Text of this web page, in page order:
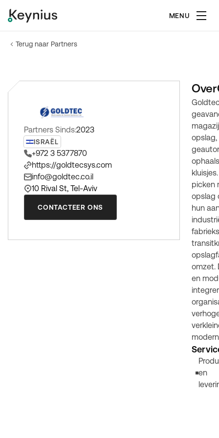
MENU
Terug naar Partners
Partners Sinds:2023
ISRAËL
+972 3 5377870
https://goldtecsys.com
info@goldtec.co.il
10 Rival St, Tel-Aviv
CONTACTEER ONS
Over
picken
opslag
hun
omzet.
en
en